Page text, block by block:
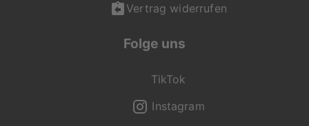
Vertrag widerrufen
Folge uns
TikTok
Instagram